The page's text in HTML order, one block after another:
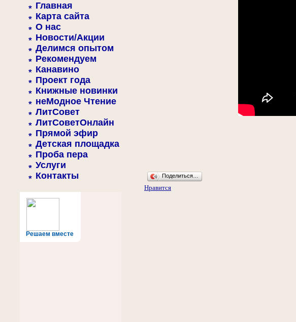
Главная
Карта сайта
О нас
Новости/Акции
Делимся опытом
Рекомендуем
Канавино
Проект года
Книжные новинки
неМодное Чтение
ЛитСовет
ЛитСоветОнлайн
Прямой эфир
Детская площадка
Проба пера
Услуги
Контакты
Решаем вместе
Поделиться…
Нравится